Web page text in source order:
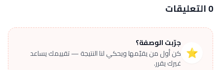
0 التعليقات
⭐
جرّبت الوصفة؟
كن أول من يقيّمها ويحكي لنا النتيجة — تقييمك يساعد
غيرك يقرر.